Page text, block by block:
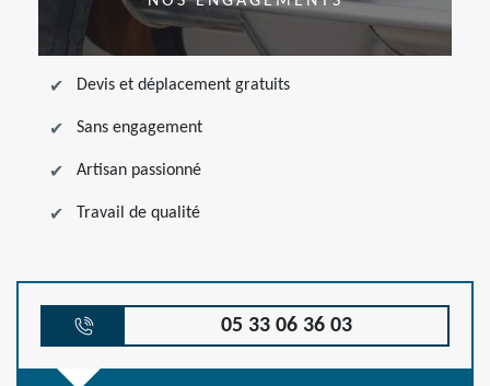
Devis et déplacement gratuits
Sans engagement
Artisan passionné
Travail de qualité
05 33 06 36 03